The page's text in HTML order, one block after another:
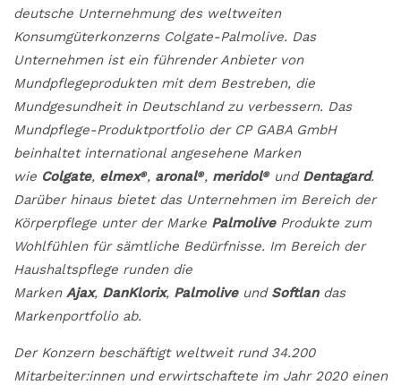
deutsche Unternehmung des weltweiten
Konsumgüterkonzerns Colgate-Palmolive. Das
Unternehmen ist ein führender Anbieter von
Mundpflegeprodukten mit dem Bestreben, die
Mundgesundheit in Deutschland zu verbessern. Das
Mundpflege-Produktportfolio der CP GABA GmbH
beinhaltet international angesehene Marken
wie Colgate, elmex®, aronal®, meridol®und Dentagard.
Darüber hinaus bietet das Unternehmen im Bereich der
Körperpflege unter der Marke PalmoliveProdukte zum
Wohlfühlen für sämtliche Bedürfnisse. Im Bereich der
Haushaltspflege runden die
Marken Ajax, DanKlorix, Palmoliveund Softlandas
Markenportfolio ab.
Der Konzern beschäftigt weltweit rund 34.200
Mitarbeiter:innen und erwirtschaftete im Jahr 2020 einen